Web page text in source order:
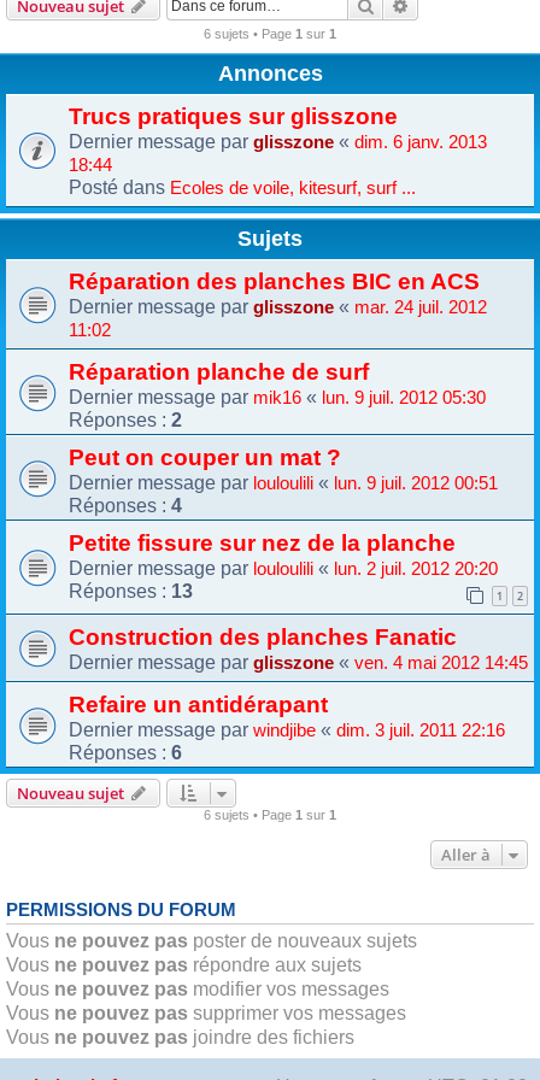
Nouveau sujet
6 sujets • Page 1 sur 1
Annonces
Trucs pratiques sur glisszone
Dernier message par glisszone « dim. 6 janv. 2013
18:44
Posté dans Ecoles de voile, kitesurf, surf ...
Sujets
Réparation des planches BIC en ACS
Dernier message par glisszone « mar. 24 juil. 2012
11:02
Réparation planche de surf
Dernier message par mik16 « lun. 9 juil. 2012 05:30
Réponses : 2
Peut on couper un mat ?
Dernier message par louloulili « lun. 9 juil. 2012 00:51
Réponses : 4
Petite fissure sur nez de la planche
Dernier message par louloulili « lun. 2 juil. 2012 20:20
Réponses : 13 1 2
Construction des planches Fanatic
Dernier message par glisszone « ven. 4 mai 2012 14:45
Refaire un antidérapant
Dernier message par windjibe « dim. 3 juil. 2011 22:16
Réponses : 6
Nouveau sujet
6 sujets • Page 1 sur 1
Aller à
PERMISSIONS DU FORUM
Vous ne pouvez pas poster de nouveaux sujets
Vous ne pouvez pas répondre aux sujets
Vous ne pouvez pas modifier vos messages
Vous ne pouvez pas supprimer vos messages
Vous ne pouvez pas joindre des fichiers